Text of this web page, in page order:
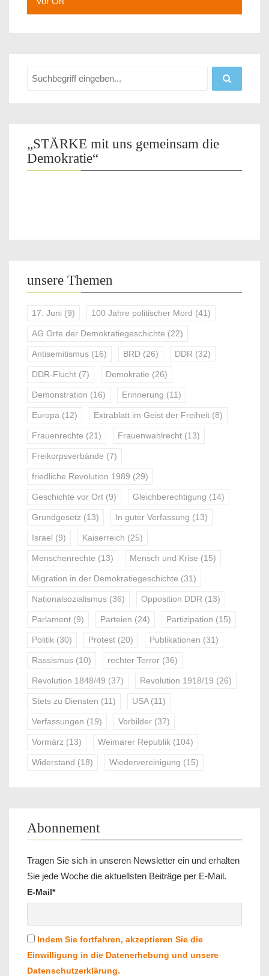
„STÄRKE mit uns gemeinsam die
Demokratie“
unsere Themen
17. Juni (9) 100 Jahre politischer Mord (41)
AG Orte der Demokratiegeschichte (22)
Antisemitismus (16) BRD (26) DDR (32)
DDR-Flucht (7) Demokratie (26)
Demonstration (16) Erinnerung (11)
Europa (12) Extrablatt im Geist der Freiheit (8)
Frauenrechte (21) Frauenwahlrecht (13)
Freikorpsverbände (7)
friedliche Revolution 1989 (29)
Geschichte vor Ort (9) Gleichberechtigung (14)
Grundgesetz (13) In guter Verfassung (13)
Israel (9) Kaiserreich (25)
Menschenrechte (13) Mensch und Krise (15)
Migration in der Demokratiegeschichte (31)
Nationalsozialismus (36) Opposition DDR (13)
Parlament (9) Parteien (24) Partizipation (15)
Politik (30) Protest (20) Publikationen (31)
Rassismus (10) rechter Terror (36)
Revolution 1848/49 (37) Revolution 1918/19 (26)
Stets zu Diensten (11) USA(11)
Verfassungen (19) Vorbilder (37)
Vormärz (13) Weimarer Republik (104)
Widerstand (18) Wiedervereinigung (15)
Abonnement
Tragen Sie sich in unseren Newsletter ein und erhalten
Sie jede Woche die aktuellsten Beiträge per E-Mail.
E-Mail*
Indem Sie fortfahren, akzeptieren Sie die
Einwilligung in die Datenerhebung und unsere
Datenschutzerklärung.